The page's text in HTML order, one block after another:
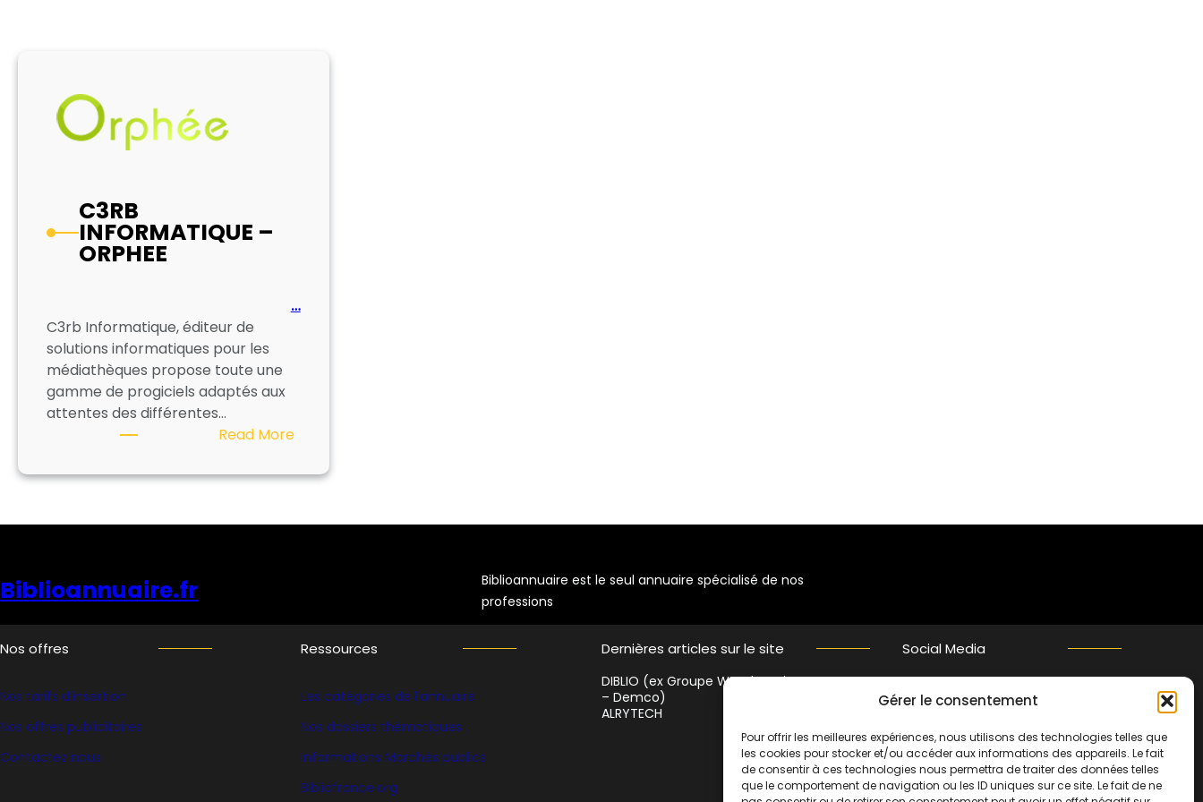
Gérer le consentement
Pour offrir les meilleures expériences, nous utilisons des technologies telles que
les cookies pour stocker et/ou accéder aux informations des appareils. Le fait
de consentir à ces technologies nous permettra de traiter des données telles
que le comportement de navigation ou les ID uniques sur ce site. Le fait de ne
C3RB
INFORMATIQUE –
ORPHEE
…
C3rb Informatique, éditeur de
solutions informatiques pour les
médiathèques propose toute une
gamme de progiciels adaptés aux
attentes des différentes…
Read More:
INFORMATIQUE
ORPHEE
Biblioannuaire.fr
Biblioannuaire est le seul annuaire spécialisé de nos
professions
Nos offres
Nos tarifs d’insertion
Nos offres publicitaires
Contactez nous
Ressources
Les catégories de l’annuaire
Nos dossiers thématiques
Informations Marchés publics
Bibliofrance.org
Dernières articles sur le site
DIBLIO (ex Groupe WF Education
– Demco)
ALRYTECH
Social Media
Twitter